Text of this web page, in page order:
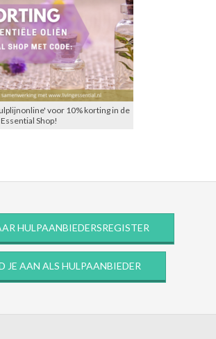
voor 10% korting in de
Essential Shop!
HULPAANBIEDERSREGISTER
JE AAN ALS HULPAANBIEDER